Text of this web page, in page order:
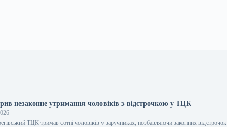
незаконне утримання чоловіків з відстрочкою у ТЦК
ТЦК тримав сотні чоловіків у заручниках, позбавляючи законних відстрочок